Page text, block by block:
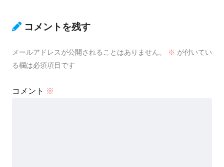
コメントを残す
メールアドレスが公開されることはありません。 ※ が付いてい
る欄は必須項目です
コメント ※